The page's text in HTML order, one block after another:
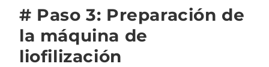
# Paso 3: Preparación de
la máquina de
liofilización